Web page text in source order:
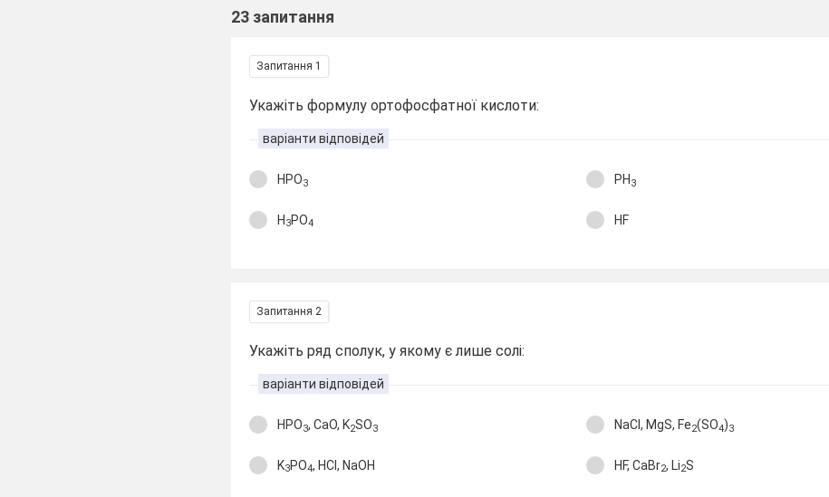
23 запитання
Запитання 1
Укажіть формулу ортофосфатної кислоти:
варіанти відповідей
HPO3 PH 3
H3PO4 HF
Запитання 2
Укажіть ряд сполук, у якому є лише солі:
варіанти відповідей
HPO3, CaO, K2SO3 NaCl, MgS, Fe2(SO4)3
K3PO4, HCl, NaOH HF, CaBr2, Li2S